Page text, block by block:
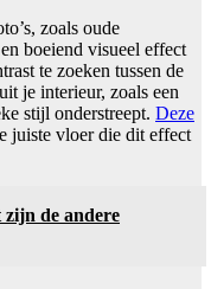
zoals oude
boeiend visueel effect
te zoeken tussen de
je interieur, zoals een
stijl onderstreept. Deze
juiste vloer die dit effect
de andere